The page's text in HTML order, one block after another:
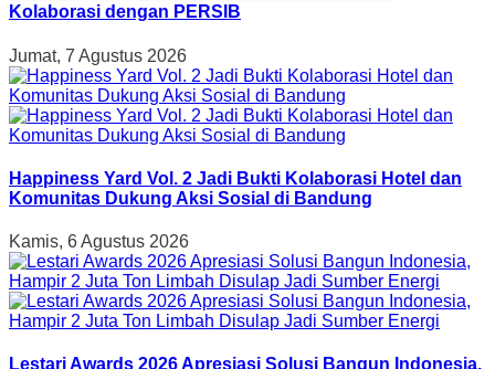
Kolaborasi dengan PERSIB
Jumat, 7 Agustus 2026
Happiness Yard Vol. 2 Jadi Bukti Kolaborasi Hotel dan
Komunitas Dukung Aksi Sosial di Bandung
Kamis, 6 Agustus 2026
Lestari Awards 2026 Apresiasi Solusi Bangun Indonesia,